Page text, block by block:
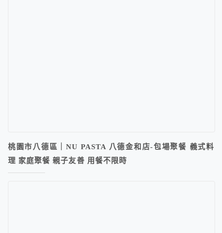
桃園市八德區｜NU PASTA 八德金和店-包場聚餐 義式料
理 家庭聚餐 親子友善 用餐不限時